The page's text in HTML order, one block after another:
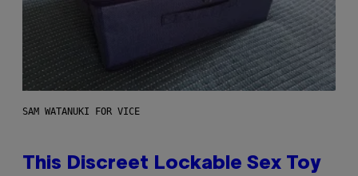
SAM WATANUKI FOR VICE
This Discreet Lockable Sex Toy